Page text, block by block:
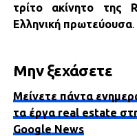
τρίτο ακίνητο της
Ελληνική πρωτεύουσα.
Μην ξεχάσετε
Μείνετε πάντα
τα έργα real estate
Google News